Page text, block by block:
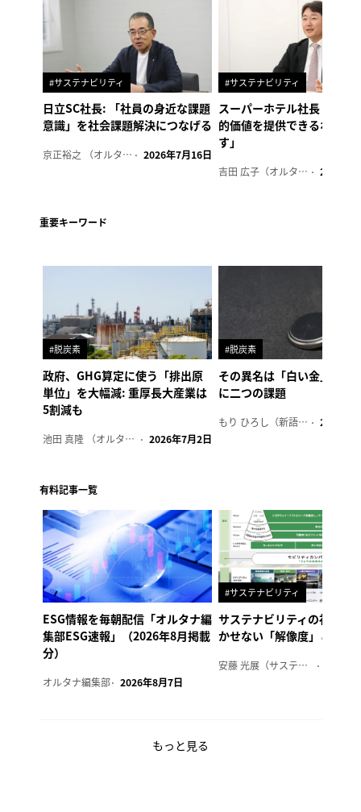
#サステナビリティ
日立SC社長: 「社員の身近な課題
意識」を社会課題解決につなげる
京正裕之 （オルタナ副編集長） 2026年7月16日
#サステナビリティ
スーパーホテル社長「地域
的価値を提供できるホテル
す」
吉田 広子（オルタナ輪番編集長） 2026年6
重要キーワード
#脱炭素
政府、GHG算定に使う「排出原
単位」を大幅減: 重厚長大産業は
5割減も
池田 真隆 （オルタナ輪番編集長） 2026年7月2日
#脱炭素
その異名は「白い金」、リ
に二つの課題
もり ひろし（新語ウォッチャー） 2023年7
有料記事一覧
ESG情報を毎朝配信「オルタナ編
集部ESG速報」（2026年8月掲載
分）
オルタナ編集部 2026年8月7日
#サステナビリティ
サステナビリティの社内浸
かせない「解像度」とは
安藤 光展（サステナビリティ・コンサルタント）
もっと見る